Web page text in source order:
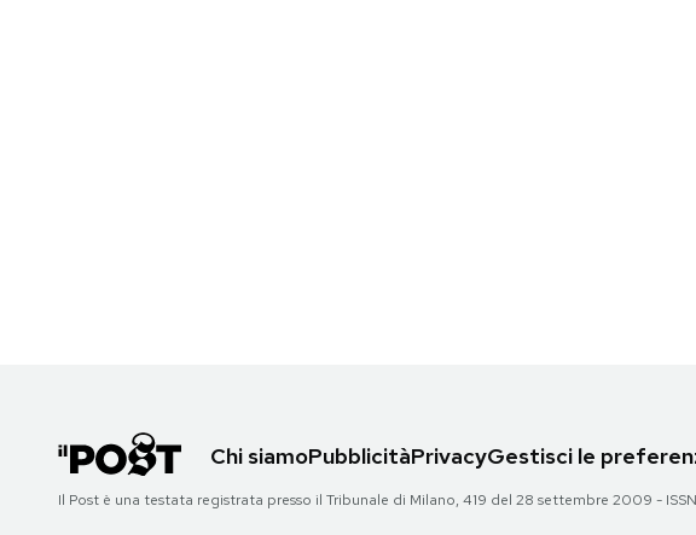
Chi siamoPubblicitàPrivacyGestisci le
Il Post è una testata registrata presso il Tribunale di Milano, 419 del 28 settembre 2009 -